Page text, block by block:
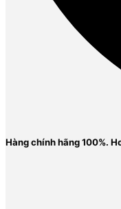
Hàng chính hãng 100%.